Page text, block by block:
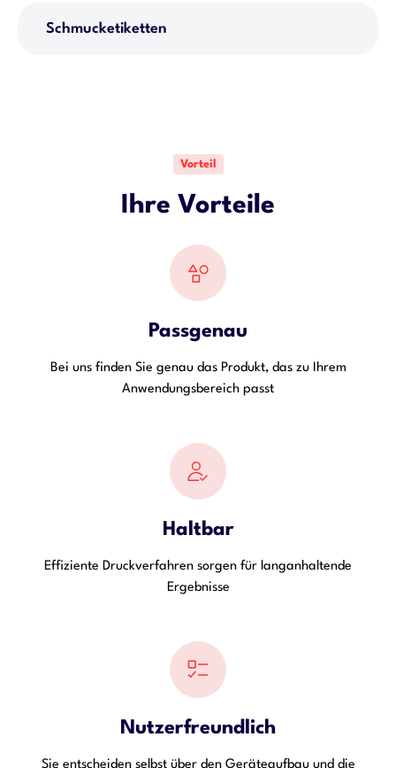
Schmucketiketten
Vorteil
Ihre Vorteile
Passgenau
Bei uns finden Sie genau das Produkt, das zu Ihrem
Anwendungsbereich passt
Haltbar
Effiziente Druckverfahren sorgen für langanhaltende
Ergebnisse
Nutzerfreundlich
Sie entscheiden selbst über den Geräteaufbau und die